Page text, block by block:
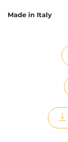
Made in Italy